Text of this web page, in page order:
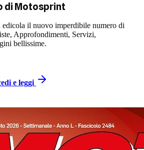
di Motosprint
edicola il nuovo imperdibile numero di
Approfondimenti, Servizi,
bellissime.
e leggi